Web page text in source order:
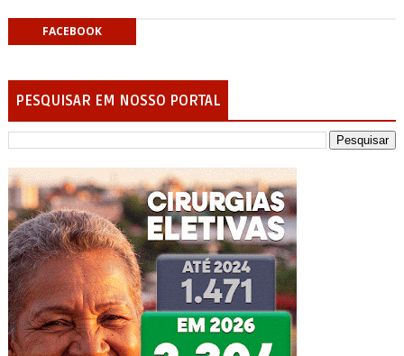
FACEBOOK
PESQUISAR EM NOSSO PORTAL